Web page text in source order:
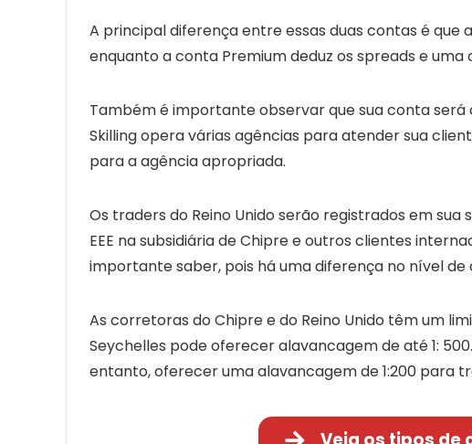
A principal diferença entre essas duas contas é
enquanto a conta Premium deduz os spreads e uma
Também é importante observar que sua conta
Skilling opera várias agências para atender sua
para a agência apropriada.
Os traders do Reino Unido serão registrados em sua
EEE na subsidiária de Chipre e outros clientes
importante saber, pois há uma diferença no nível
As corretoras do Chipre e do Reino Unido têm um
Seychelles pode oferecer alavancagem de até 1: 500.
entanto, oferecer uma alavancagem de 1:200 para